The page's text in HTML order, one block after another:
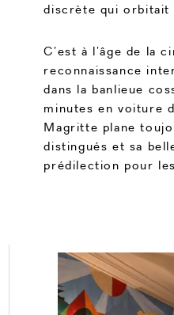
discrète qui orbitait
C’est à l’âge de la
reconnaissance
dans la banlieue
minutes en voiture
Magritte plane
distingués et sa
prédilection pour